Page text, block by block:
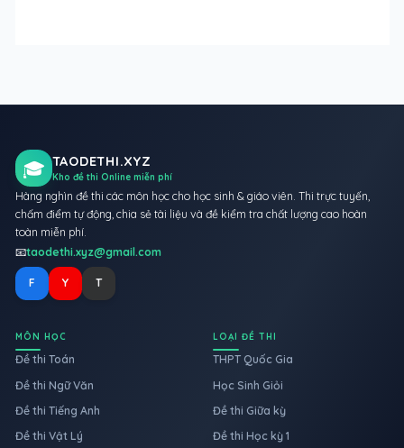
🎓 TAODETHI.XYZ
Kho đề thi Online miễn phí
Hàng nghìn đề thi các môn học cho học sinh & giáo viên. Thi trực tuyến,
chấm điểm tự động, chia sẻ tài liệu và đề kiểm tra chất lượng cao hoàn
toàn miễn phí.
📧taodethi.xyz@gmail.com
F Y T
MÔN HỌC
Đề thi Toán
Đề thi Ngữ Văn
Đề thi Tiếng Anh
Đề thi Vật Lý
LOẠI ĐỀ THI
THPT Quốc Gia
Học Sinh Giỏi
Đề thi Giữa kỳ
Đề thi Học kỳ 1